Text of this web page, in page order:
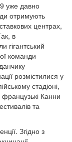
уже давно
отримують
центрах,
в
гігантський
команди
розмістилися у
стадіоні,
французькі Канни
та
Згідно з